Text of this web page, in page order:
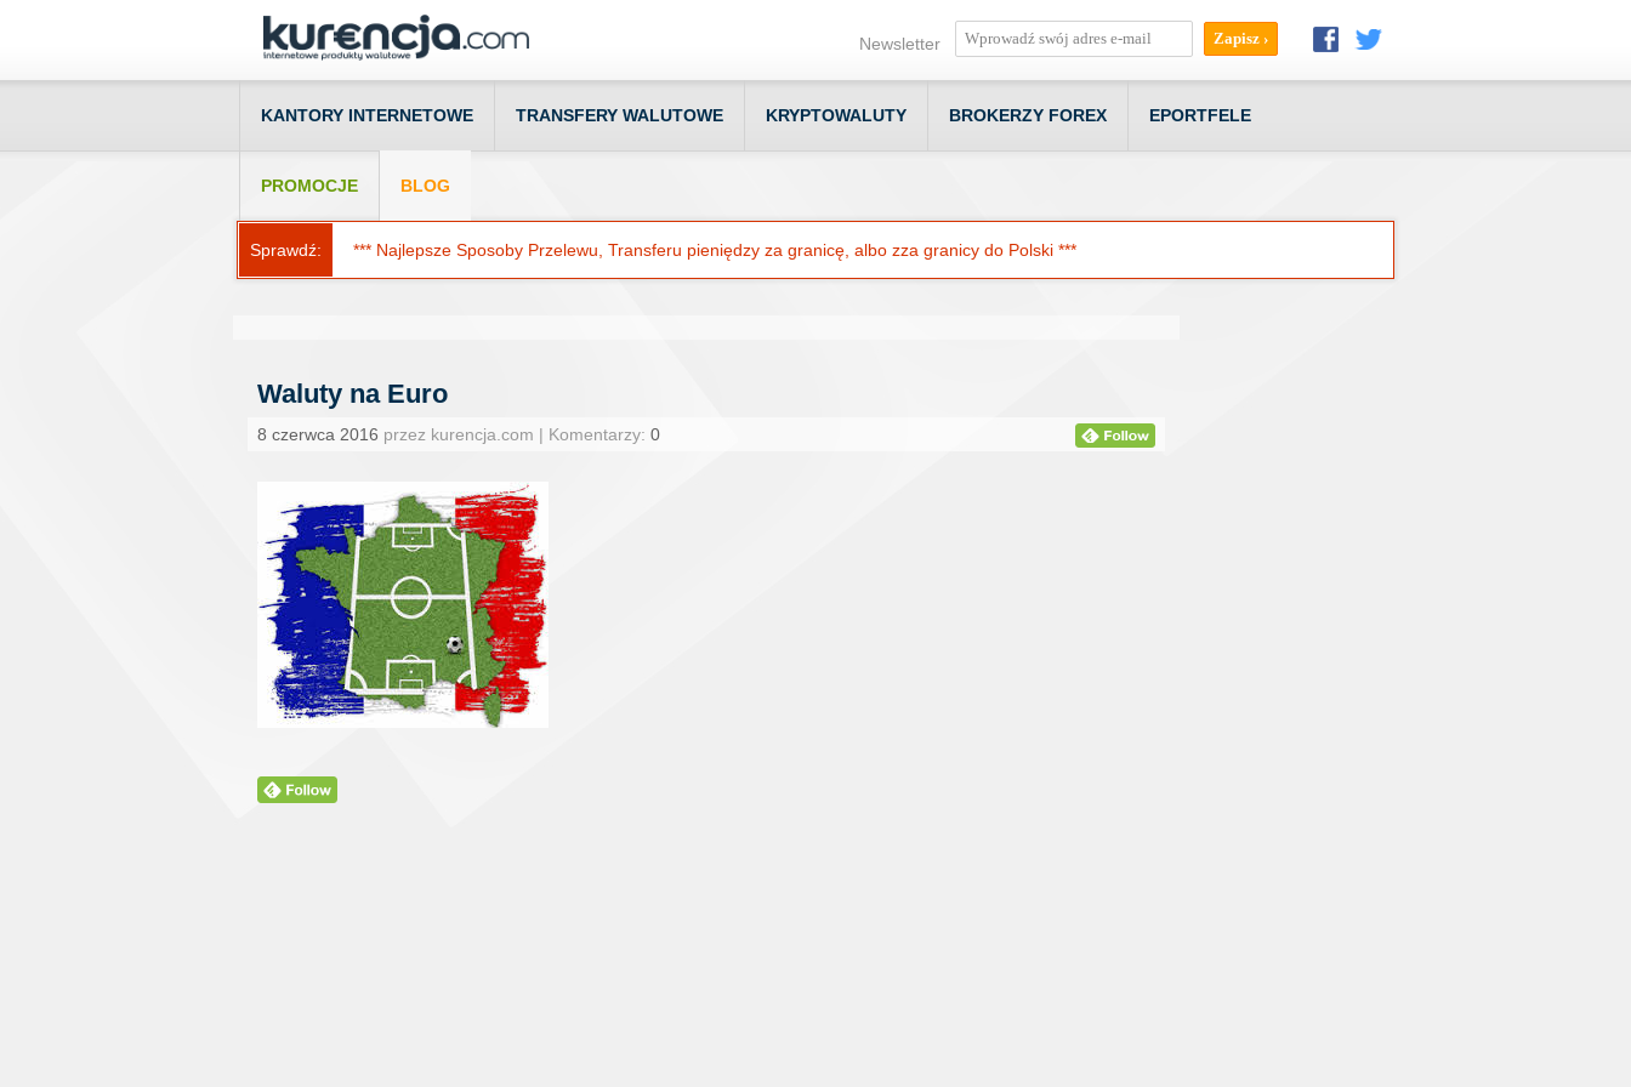
Newsletter
KANTORY INTERNETOWE TRANSFERY WALUTOWE KRYPTOWALUTY BROKERZY FOREX EPORTFELE
PROMOCJE BLOG
Sprawdź: *** Najlepsze Sposoby Przelewu, Transferu pieniędzy za granicę, albo zza granicy do Polski ***
Waluty na Euro
8 czerwca 2016 przez kurencja.com | Komentarzy: 0